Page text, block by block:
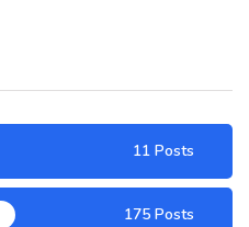
11 Posts
175 Posts